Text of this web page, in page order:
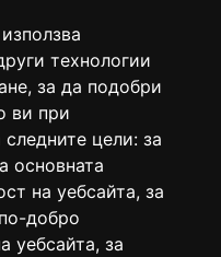
технологии
за да подобри
ви при
цели: за
основната
на уебсайта, за
добро
уебсайта, за